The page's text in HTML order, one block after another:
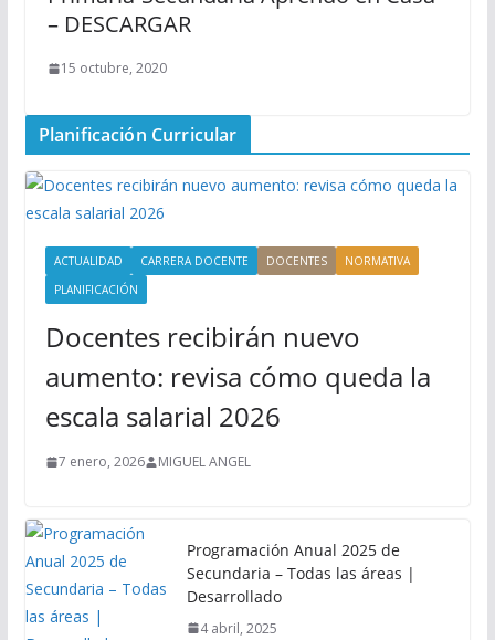
– DESCARGAR
15 octubre, 2020
Planificación Curricular
ACTUALIDAD CARRERA DOCENTE DOCENTES
NORMATIVA
PLANIFICACIÓN
Docentes recibirán nuevo
aumento: revisa cómo queda la
escala salarial 2026
7 enero, 2026 MIGUEL ANGEL
Programación Anual 2025 de
Secundaria – Todas las áreas |
Desarrollado
4 abril, 2025